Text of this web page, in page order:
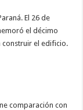
El 26 de
el décimo
el edificio.
comparación con